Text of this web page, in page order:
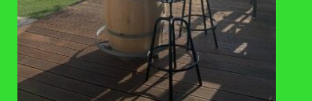
deksel (16L)
99,95
BEZOEKADRES